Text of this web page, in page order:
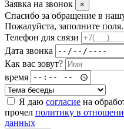
Заявка на звонок
×
Спасибо за обращение в
Пожалуйста, заполните поля.
Телефон для связи
Дата звонка
Как вас зовут?
время
Я даю согласие на
прочел политику в
данных